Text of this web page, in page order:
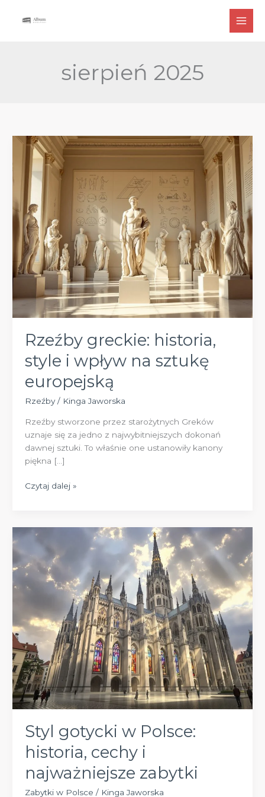
sierpień 2025
Rzeźby greckie: historia,
style i wpływ na sztukę
europejską
Rzeźby/ Kinga Jaworska
Rzeźby stworzone przez starożytnych Greków
uznaje się za jedno z najwybitniejszych dokonań
dawnej sztuki. To właśnie one ustanowiły kanony
piękna […]
Rzeźby
na
sztukę
europejską
Czytaj dalej »
Styl gotycki w Polsce:
historia, cechy i
najważniejsze zabytki
Zabytki w Polsce / Kinga Jaworska